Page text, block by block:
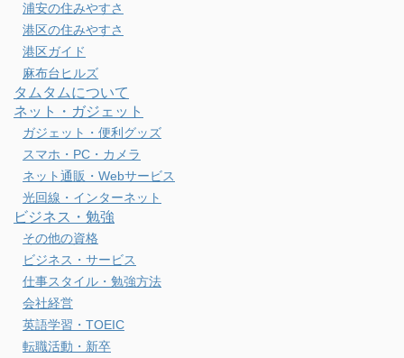
浦安の住みやすさ
港区の住みやすさ
港区ガイド
麻布台ヒルズ
タムタムについて
ネット・ガジェット
ガジェット・便利グッズ
スマホ・PC・カメラ
ネット通販・Webサービス
光回線・インターネット
ビジネス・勉強
その他の資格
ビジネス・サービス
仕事スタイル・勉強方法
会社経営
英語学習・TOEIC
転職活動・新卒